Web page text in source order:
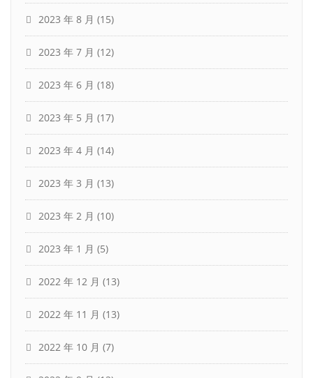
2023 年 8 月 (15)
2023 年 7 月 (12)
2023 年 6 月 (18)
2023 年 5 月 (17)
2023 年 4 月 (14)
2023 年 3 月 (13)
2023 年 2 月 (10)
2023 年 1 月 (5)
2022 年 12 月 (13)
2022 年 11 月 (13)
2022 年 10 月 (7)